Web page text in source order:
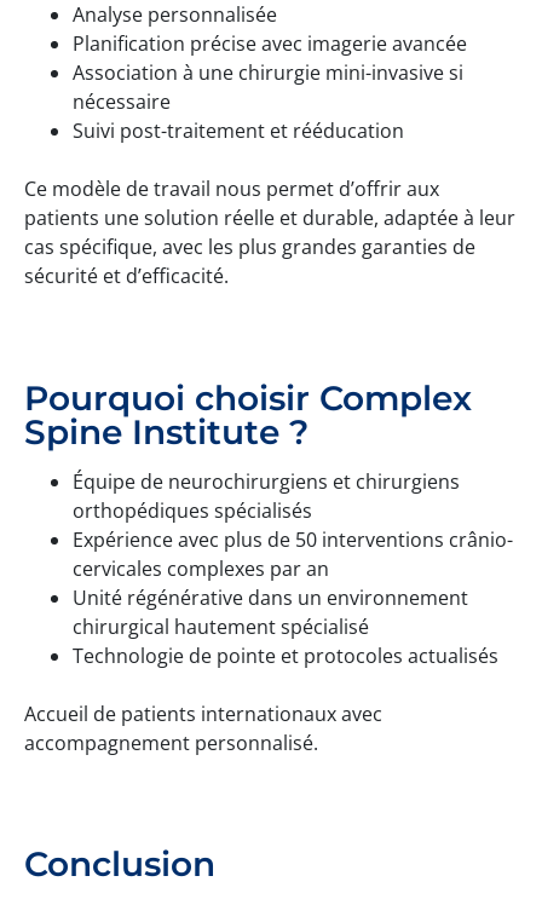
Analyse personnalisée
Planification précise avec imagerie avancée
Association à une chirurgie mini-invasive si
nécessaire
Suivi post-traitement et rééducation
Ce modèle de travail nous permet d’offrir aux
patients une solution réelle et durable, adaptée à leur
cas spécifique, avec les plus grandes garanties de
sécurité et d’efficacité.
Pourquoi choisir Complex
Spine Institute ?
Équipe de neurochirurgiens et chirurgiens
orthopédiques spécialisés
Expérience avec plus de 50 interventions crânio-
cervicales complexes par an
Unité régénérative dans un environnement
chirurgical hautement spécialisé
Technologie de pointe et protocoles actualisés
Accueil de patients internationaux avec
accompagnement personnalisé.
Conclusion